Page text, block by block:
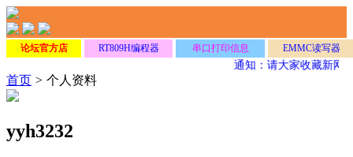
论坛官方店 RT809H编程器 串口打印信息 EMMC读写器
通知：请大家收藏新网
首页 > 个人资料
yyh3232